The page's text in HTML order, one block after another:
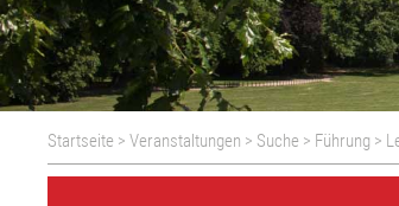
Startseite >Veranstaltungen > Suche > Führung >